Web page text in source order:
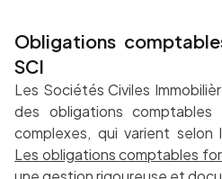
Obligations
SCI
Les Sociétés Civiles
des obligations
complexes, qui varient selon
Les obligations comptables